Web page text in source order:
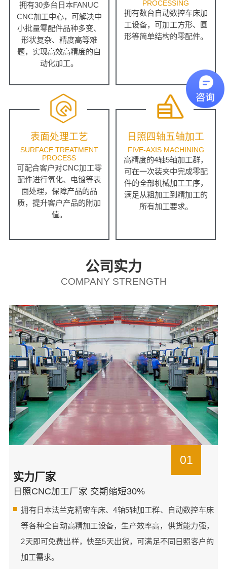
拥有30多台日本FANUC
CNC加工中心，可解决中
小批量零配件品种多变、
形状复杂、精度高等难
题，实现高效高精度的自
动化加工。
PROCESSING
拥有数台自动数控车床加
工设备，可加工方形、圆
形等简单结构的零配件。
表面处理工艺
SURFACE TREATMENT
PROCESS
可配合客户对CNC加工零
配件进行氧化、电镀等表
面处理，保障产品的品
质，提升客户产品的附加
值。
日照四轴五轴加工
FIVE-AXIS MACHINING
高精度的4轴5轴加工群，
可在一次装夹中完成零配
件的全部机械加工工序，
满足从粗加工到精加工的
所有加工要求。
公司实力
COMPANY STRENGTH
01
实力厂家
日照CNC加工厂家 交期缩短30%
拥有日本法兰克精密车床、4轴5轴加工群、自动数控车床
等各种全自动高精加工设备，生产效率高，供货能力强，
2天即可免费出样，快至5天出货，可满足不同日照客户的
加工需求。